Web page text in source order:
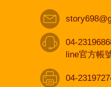
04-
line官方帳
04-